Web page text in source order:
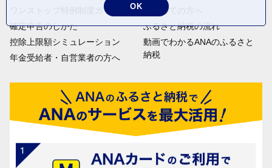
ワンストップ特例制度ガイド
確定申告のしかた
控除上限額シミュレーション
年金受給者・自営業者の方へ
はじめての方へ
ふるさと納税の流れ
動画でわかるANAのふるさと
納税
OK